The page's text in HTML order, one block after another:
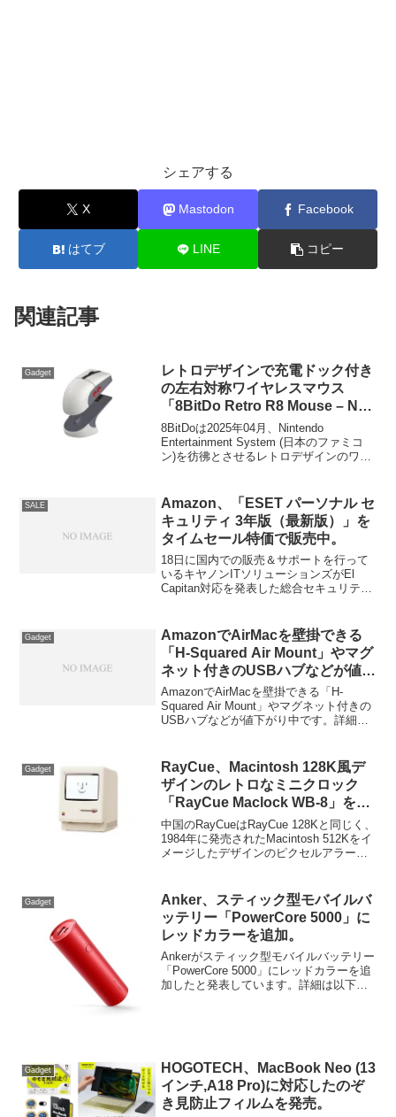
シェアする
X Mastodon Facebook
はてブ LINE コピー
関連記事
Gadget
レトロデザインで充電ドック付き
の左右対称ワイヤレスマウス
「8BitDo Retro R8 Mouse – N
Edition」が日本でも販売開始。
8BitDoは2025年04月、Nintendo
Entertainment System (日本のファミコ
ン)を彷彿とさせるレトロデザインのワイ
8BitDo Retro R8 Mouseの日本での販売が
本日より開始されています。
SALE
Amazon、「ESET パーソナル セ
キュリティ 3年版（最新版）」を
タイムセール特価で販売中。
18日に国内での販売＆サポートを行って
いるキヤノンITソリューションズがEl
Capitan対応を発表した総合セキュリティ
Gadget
AmazonでAirMacを壁掛できる
「H-Squared Air Mount」やマグ
ネット付きのUSBハブなどが値下
がり中。
AmazonでAirMacを壁掛できる「H-
Squared Air Mount」やマグネット付きの
USBハブなどが値下がり中です。詳細は
Gadget
RayCue、Macintosh 128K風デ
ザインのレトロなミニクロック
「RayCue Maclock WB-8」を発
売。
中国のRayCueはRayCue 128Kと同じく、
1984年に発売されたMacintosh 512Kをイ
メージしたデザインのピクセルアラーム
Gadget
Anker、スティック型モバイルバ
ッテリー「PowerCore 5000」に
レッドカラーを追加。
Ankerがスティック型モバイルバッテリー
「PowerCore 5000」にレッドカラーを追
加したと発表しています。詳細は以下か
Gadget
HOGOTECH、MacBook Neo (13
インチ,A18 Pro)に対応したのぞ
き見防止フィルムを発売。